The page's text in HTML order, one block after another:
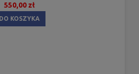
550,00 zł
DO KOSZYKA